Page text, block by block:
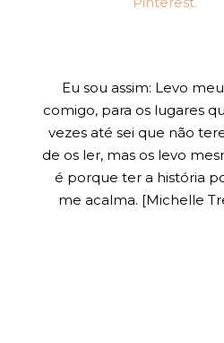
Eu sou assim: Levo
comigo, para os lugares
vezes até sei que não
de os ler, mas os levo
é porque ter a história
me acalma. [Michelle